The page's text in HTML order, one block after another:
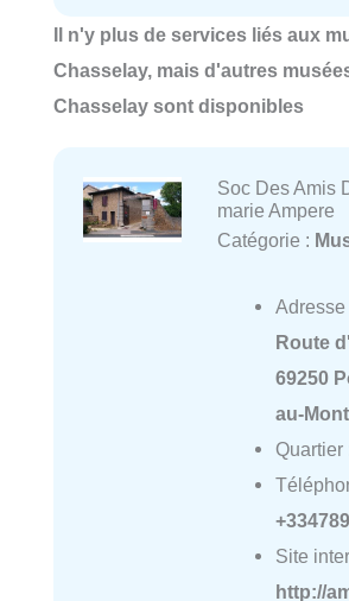
Il n'y plus de services liés aux
Chasselay, mais d'autres
Chasselay sont disponibles
Soc Des Amis
marie Ampere
Catégorie :
Adresse
Route
69250
au-
Quartier
Site
http://